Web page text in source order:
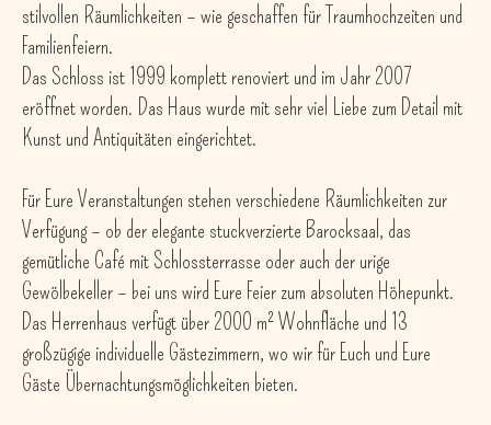
stilvollen Räumlichkeiten – wie geschaffen für Traumhochzeiten und
Familienfeiern.
Das Schloss ist 1999 komplett renoviert und im Jahr 2007
eröffnet worden. Das Haus wurde mit sehr viel Liebe zum Detail mit
Kunst und Antiquitäten eingerichtet.
Für Eure Veranstaltungen stehen verschiedene Räumlichkeiten zur
Verfügung – ob der elegante stuckverzierte Barocksaal, das
gemütliche Café mit Schlossterrasse oder auch der urige
Gewölbekeller – bei uns wird Eure Feier zum absoluten Höhepunkt.
Das Herrenhaus verfügt über 2000 m² Wohnfläche und 13
großzügige individuelle Gästezimmern, wo wir für Euch und Eure
Gäste Übernachtungsmöglichkeiten bieten.